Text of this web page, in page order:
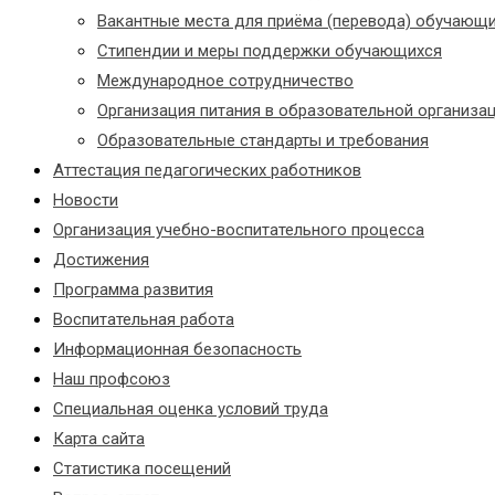
Вакантные места для приёма (перевода)
Стипендии и меры поддержки обучающихся
Международное сотрудничество
Организация питания в образовательной
Образовательные стандарты и требования
Аттестация педагогических работников
Новости
Организация учебно-воспитательного процесса
Достижения
Программа развития
Воспитательная работа
Информационная безопасность
Наш профсоюз
Специальная оценка условий труда
Карта сайта
Статистика посещений